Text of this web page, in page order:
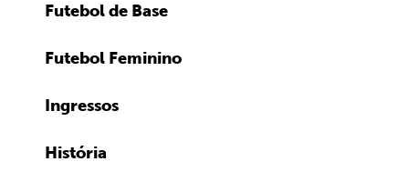
Futebol de Base
Futebol Feminino
Ingressos
História